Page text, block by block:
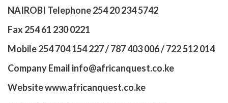
NAIROBI Telephone 254 20 234 5742
Fax 254 61 230 0221
Mobile 254 704 154 227 / 787 403 006 / 722 512 014
Company Email info@africanquest.co.ke
Website www.africanquest.co.ke